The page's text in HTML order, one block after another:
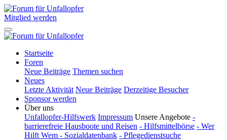
Mitglied werden
Startseite
Foren
Neue Beiträge Themen suchen
Neues
Letzte Aktivität Neue Beiträge Derzeitige Besucher
Sponsor werden
Über uns
Unfallopfer-Hilfswerk Impressum Unsere Angebote -
barrierefreie Hausboote und Reisen - Hilfsmittelbörse - Wer
Hilft Wem - Sozialdatenbank - Pflegedienstsuche